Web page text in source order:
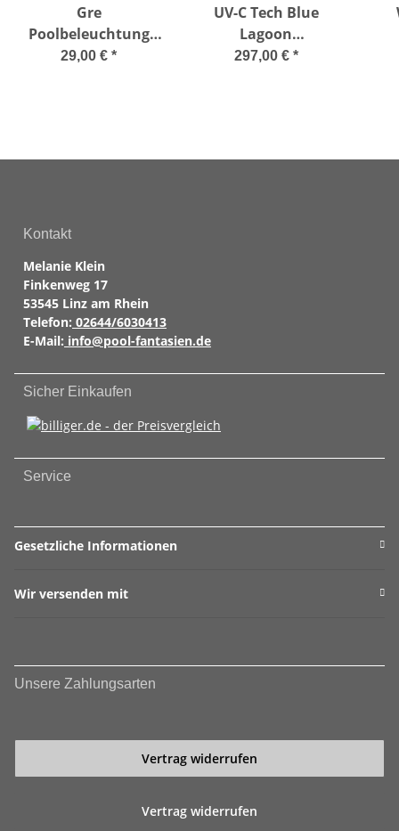
Gre
Poolbeleuchtung
LED-bunt mit
29,00 € *
UV-C Tech Blue
Lagoon
Entkeimungsgerät
297,00 € *
Kontakt
Melanie Klein
Finkenweg 17
53545 Linz am Rhein
Telefon: 02644/6030413
E-Mail: info@pool-fantasien.de
Sicher Einkaufen
Service
Gesetzliche Informationen
Wir versenden mit
Unsere Zahlungsarten
Vertrag widerrufen
Vertrag widerrufen